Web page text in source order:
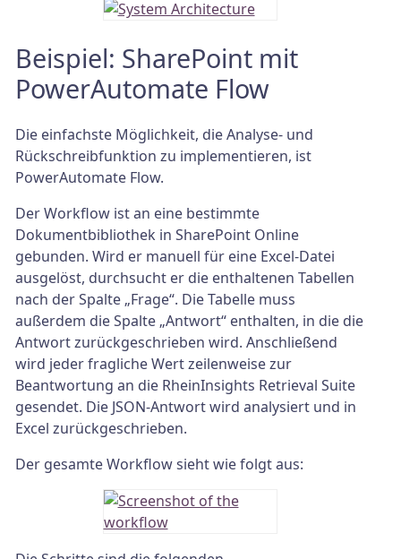
Beispiel: SharePoint mit
PowerAutomate Flow
Die einfachste Möglichkeit, die Analyse- und
Rückschreibfunktion zu implementieren, ist
PowerAutomate Flow.
Der Workflow ist an eine bestimmte
Dokumentbibliothek in SharePoint Online
gebunden. Wird er manuell für eine Excel-Datei
ausgelöst, durchsucht er die enthaltenen Tabellen
nach der Spalte „Frage“. Die Tabelle muss
außerdem die Spalte „Antwort“ enthalten, in die die
Antwort zurückgeschrieben wird. Anschließend
wird jeder fragliche Wert zeilenweise zur
Beantwortung an die RheinInsights Retrieval Suite
gesendet. Die JSON-Antwort wird analysiert und in
Excel zurückgeschrieben.
Der gesamte Workflow sieht wie folgt aus: